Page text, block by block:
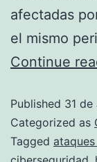
afectadas
el mismo
Continue
Published 31
Categorized as
Tagged